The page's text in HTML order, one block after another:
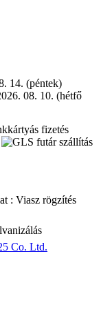
14. (péntek)
08. 10. (hétfő
: Viasz rögzítés
Co. Ltd.